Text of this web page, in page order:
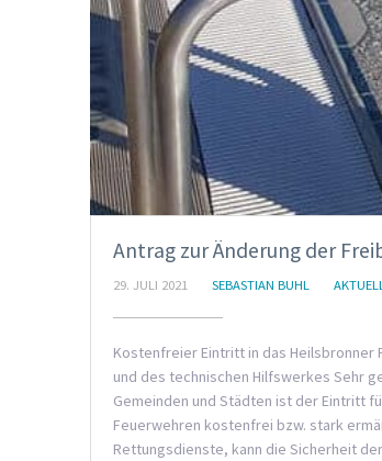
Antrag zur Änderung der
29. JULI 2021 SEBASTIAN BUHL
Kostenfreier Eintritt in das
und des technischen Hilfswerkes Sehr
Gemeinden und Städten ist der Eintritt
Feuerwehren kostenfrei bzw. stark
Rettungsdienste, kann die Sicherheit